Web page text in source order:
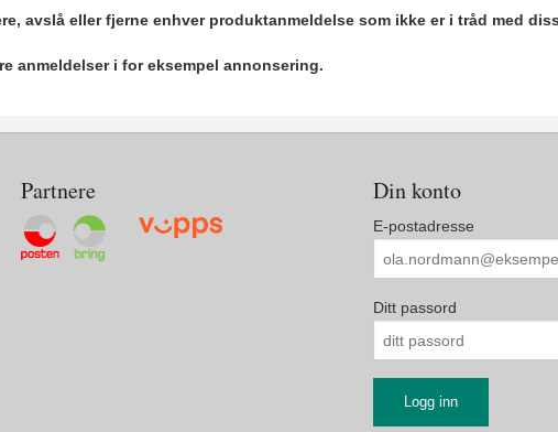
avslå eller fjerne enhver produktanmeldelse som ikke er i tråd med
anmeldelser i for eksempel annonsering.
Partnere Din konto
E-postadresse
Ditt passord